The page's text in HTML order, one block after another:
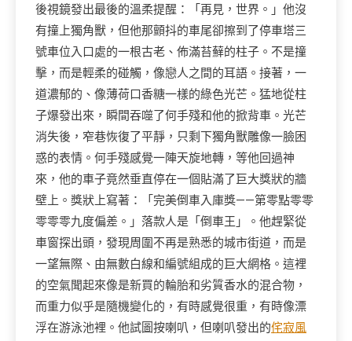
後視鏡發出最後的溫柔提醒：「再見，世界。」他沒
有撞上獨角獸，但他那顫抖的車尾卻擦到了停車塔三
號車位入口處的一根古老、佈滿苔蘚的柱子。不是撞
擊，而是輕柔的碰觸，像戀人之間的耳語。接著，一
道濃郁的、像薄荷口香糖一樣的綠色光芒。猛地從柱
子爆發出來，瞬間吞噬了何手殘和他的掀背車。光芒
消失後，窄巷恢復了平靜，只剩下獨角獸雕像一臉困
惑的表情。何手殘感覺一陣天旋地轉，等他回過神
來，他的車子竟然垂直停在一個貼滿了巨大獎狀的牆
壁上。獎狀上寫著：「完美倒車入庫獎——第零點零零
零零零九度偏差。」落款人是「倒車王」。他趕緊從
車窗探出頭，發現周圍不再是熟悉的城市街道，而是
一望無際、由無數白線和編號組成的巨大網格。這裡
的空氣聞起來像是新買的輪胎和劣質香水的混合物，
而重力似乎是隨機變化的，有時感覺很重，有時像漂
浮在游泳池裡。他試圖按喇叭，但喇叭發出的侘寂風